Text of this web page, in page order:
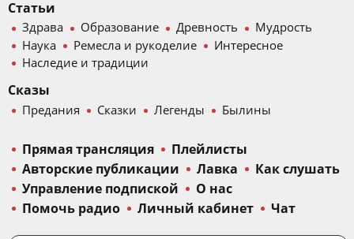
Статьи
Здрава Образование Древность
Мудрость
Наука
Ремесла и рукоделие
Интересное
Наследие и традиции
Сказы
Предания Сказки Легенды Былины
Прямая трансляция
Плейлисты
Авторские публикации
Лавка
Как слушать
Управление подпиской
О нас
Помочь радио
Личный кабинет Чат